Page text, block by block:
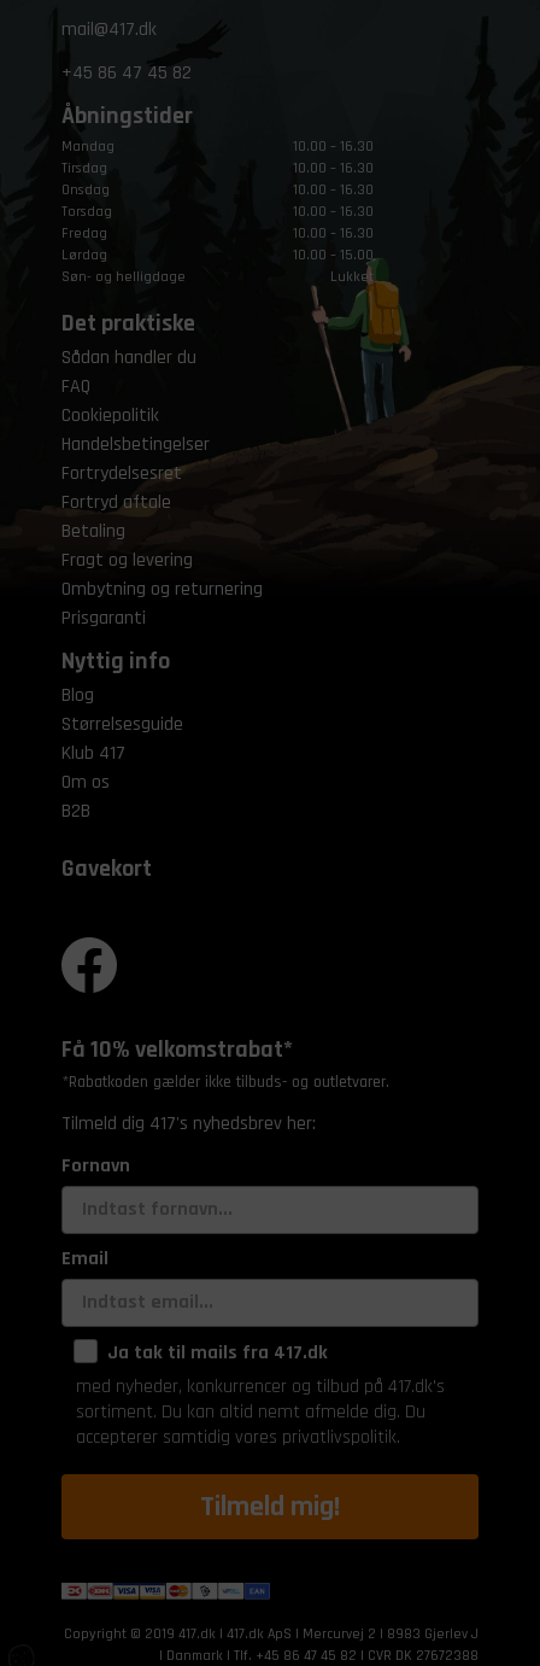
mail@417.dk
+45 86 47 45 82
Åbningstider
Mandag
10.00 – 16.30
Tirsdag
10.00 – 16.30
Onsdag
10.00 – 16.30
Torsdag
10.00 – 16.30
Fredag
10.00 – 16.30
Lørdag
10.00 – 15.00
Søn- og helligdage
Lukket
Det praktiske
Sådan handler du
FAQ
Cookiepolitik
Handelsbetingelser
Fortrydelsesret
Fortryd aftale
Betaling
Fragt og levering
Ombytning og returnering
Prisgaranti
Nyttig info
Blog
Størrelsesguide
Klub 417
Om os
B2B
Gavekort
Få 10% velkomstrabat*
*Rabatkoden gælder ikke tilbuds- og outletvarer.
Tilmeld dig 417's nyhedsbrev her:
Fornavn
Email
Ja tak til mails fra 417.dk
med nyheder, konkurrencer og tilbud på 417.dk's
sortiment. Du kan altid nemt afmelde dig. Du
accepterer samtidig vores privatlivspolitik.
Tilmeld mig!
Copyright © 2019 417.dk | 417.dk ApS | Mercurvej 2 | 8983 Gjerlev J
| Danmark | Tlf. +45 86 47 45 82 | CVR DK 27672388